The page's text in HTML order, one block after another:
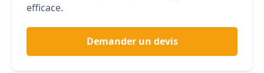
efficace.
Demander un devis